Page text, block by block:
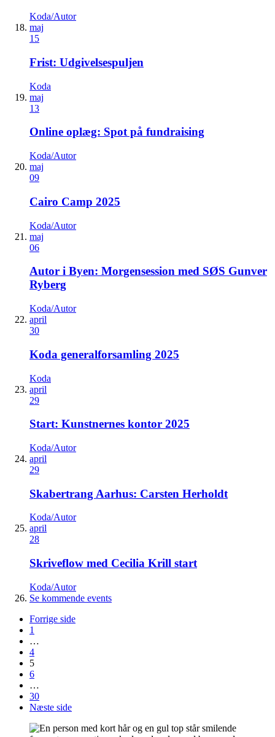
Koda/Autor
maj
15
Frist: Udgivelsespuljen
Koda
maj
13
Online oplæg: Spot på fundraising
Koda/Autor
maj
09
Cairo Camp 2025
Koda/Autor
maj
06
Autor i Byen: Morgensession med SØS Gunver
Ryberg
Koda/Autor
april
30
Koda generalforsamling 2025
Koda
april
29
Start: Kunstnernes kontor 2025
Koda/Autor
april
29
Skabertrang Aarhus: Carsten Herholdt
Koda/Autor
april
28
Skriveflow med Cecilia Krill start
Koda/Autor
Se kommende events
Forrige side
1
…
4
5
6
…
30
Næste side